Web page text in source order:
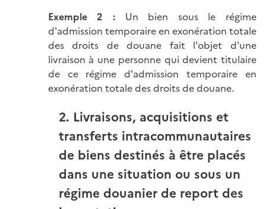
Exemple 2
: Un bien sous le régime
d'admission temporaire en exonération totale
des droits de douane fait l'objet d'une
livraison à une personne qui devient titulaire
de ce régime d'admission temporaire en
exonération totale des droits de douane.
2. Livraisons, acquisitions et
transferts intracommunautaires
de biens destinés à être placés
dans une situation ou sous un
régime douanier de report des